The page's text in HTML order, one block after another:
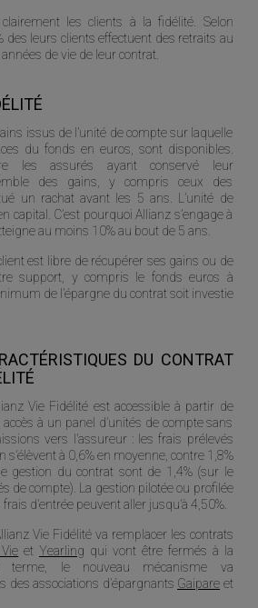
clairement les clients à la fidélité. Selon
des leurs clients effectuent des retraits au
de vie de leur contrat.
issus de l’unité de compte sur laquelle
du fonds en euros, sont disponibles.
les assurés ayant conservé leur
des gains, y compris ceux des
un rachat avant les 5 ans. L’unité de
capital. C’est pourquoi Allianz s’engage à
au moins 10% au bout de 5 ans.
est libre de récupérer ses gains ou de
support, y compris le fonds euros à
de l’épargne du contrat soit investie
DU CONTRAT
Vie Fidélité est accessible à partir de
à un panel d’unités de compte sans
vers l’assureur : les frais prélevés
s’élèvent à 0,6% en moyenne, contre 1,8%
gestion du contrat sont de 1,4% (sur le
de compte). La gestion pilotée ou profilée
d’entrée peuvent aller jusqu’à 4,50%.
Vie Fidélité va remplacer les contrats
et Yearling qui vont être fermés à la
terme, le nouveau mécanisme va
des associations d’épargnants Gaipare et